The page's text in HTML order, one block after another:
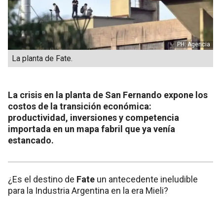
La planta de Fate.
PH: Agencia
La crisis en la planta de San Fernando expone los
costos de la transición económica:
productividad, inversiones y competencia
importada en un mapa fabril que ya venía
estancado.
¿Es el destino de Fate un antecedente ineludible
para la Industria Argentina en la era Mieli?